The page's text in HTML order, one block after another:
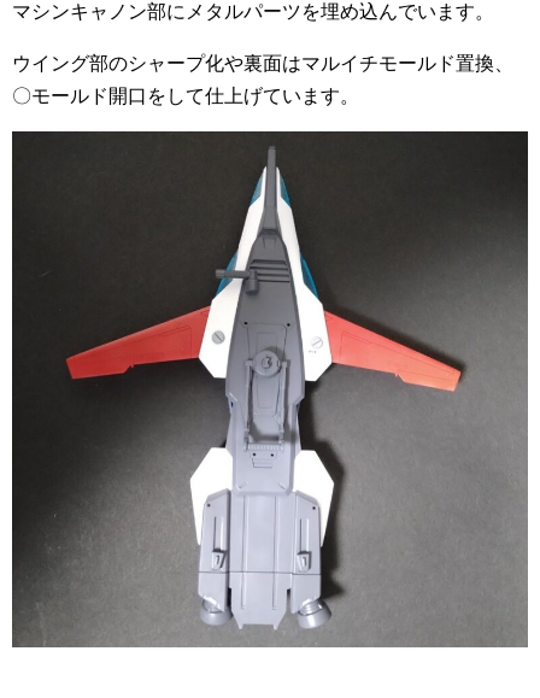
マシンキャノン部にメタルパーツを埋め込んでいます。
ウイング部のシャープ化や裏面はマルイチモールド置換、
〇モールド開口をして仕上げています。